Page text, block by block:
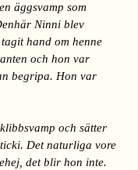
äggsvamp som
Ninni blev
hand om henne
och hon var
begripa. Hon var
och sätter
Det naturliga vore
det blir hon inte.